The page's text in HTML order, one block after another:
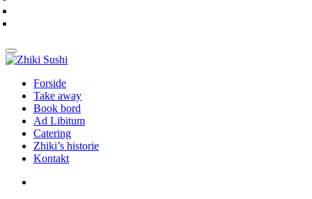
Forside
Take away
Book bord
Ad Libitum
Catering
Zhiki’s historie
Kontakt